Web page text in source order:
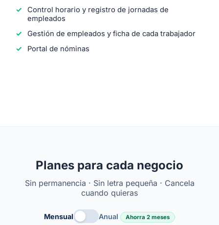
Control horario y registro de jornadas de
empleados
Gestión de empleados y ficha de cada trabajador
Portal de nóminas
Planes para cada negocio
Sin permanencia · Sin letra pequeña · Cancela
cuando quieras
Mensual Anual Ahorra 2 meses